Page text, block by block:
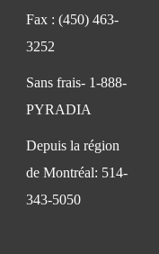
Fax : (450) 463-
3252
Sans frais- 1-888-
PYRADIA
Depuis la région
de Montréal: 514-
343-5050